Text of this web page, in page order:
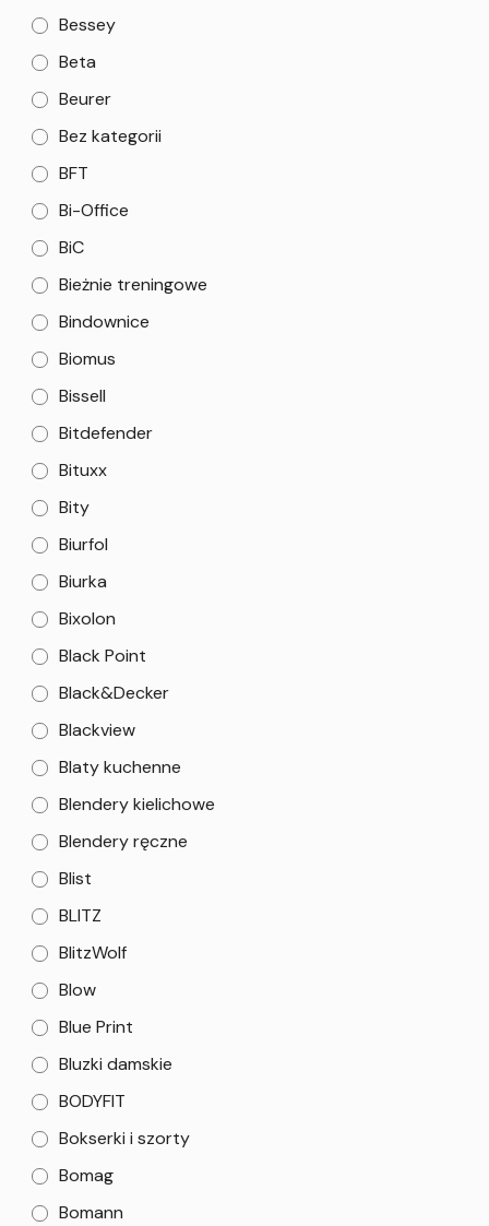
Bessey
Beta
Beurer
Bez kategorii
BFT
Bi-Office
BiC
Bieżnie treningowe
Bindownice
Biomus
Bissell
Bitdefender
Bituxx
Bity
Biurfol
Biurka
Bixolon
Black Point
Black&Decker
Blackview
Blaty kuchenne
Blendery kielichowe
Blendery ręczne
Blist
BLITZ
BlitzWolf
Blow
Blue Print
Bluzki damskie
BODYFIT
Bokserki i szorty
Bomag
Bomann